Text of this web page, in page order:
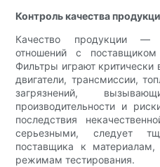
Контроль качества
Качество продукции
отношений с
Фильтры играют
двигатели, трансмиссии,
загрязнений,
производительности и
последствия
серьезными, следует
поставщика к материалам,
режимам тестирования.